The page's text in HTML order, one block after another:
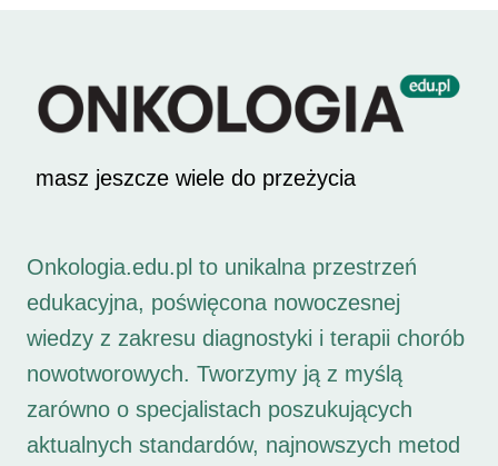
masz jeszcze wiele do przeżycia
Onkologia.edu.pl to unikalna przestrzeń
edukacyjna, poświęcona nowoczesnej
wiedzy z zakresu diagnostyki i terapii chorób
nowotworowych. Tworzymy ją z myślą
zarówno o specjalistach poszukujących
aktualnych standardów, najnowszych metod